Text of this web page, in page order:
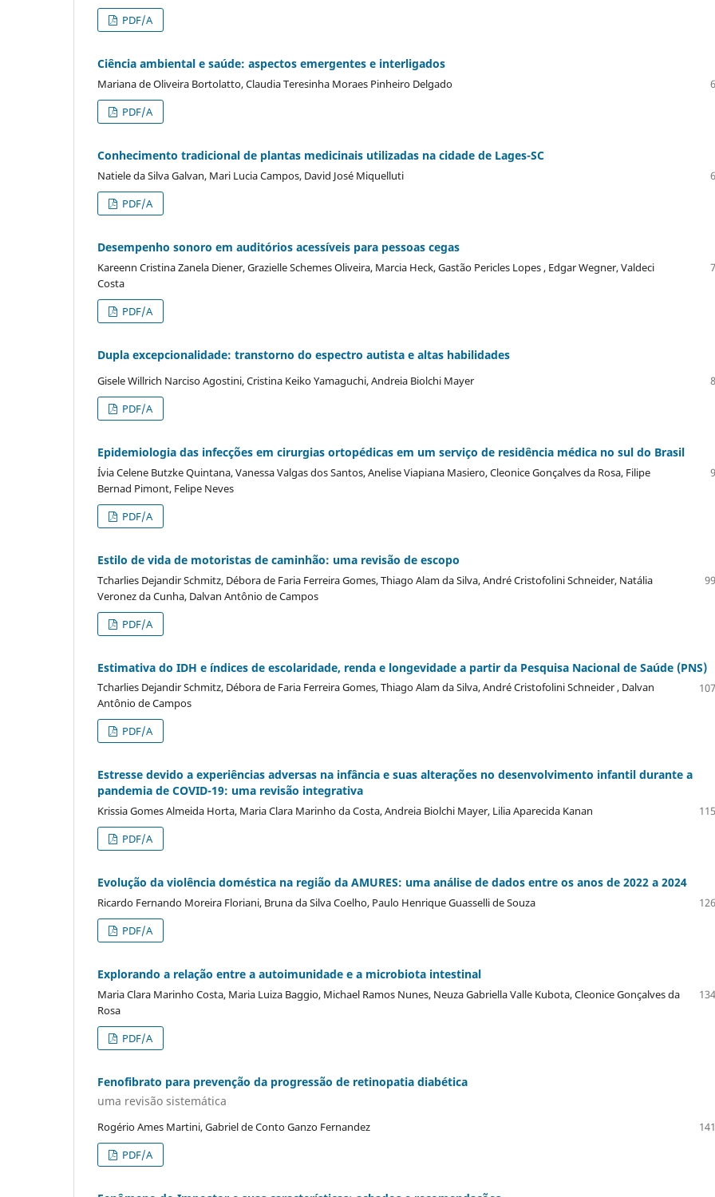
PDF/A
Ciência ambiental e saúde: aspectos emergentes e interligados
Mariana de Oliveira Bortolatto, Claudia Teresinha Moraes Pinheiro Delgado
PDF/A
Conhecimento tradicional de plantas medicinais utilizadas na cidade de Lages-SC
Natiele da Silva Galvan, Mari Lucia Campos, David José Miquelluti
PDF/A
Desempenho sonoro em auditórios acessíveis para pessoas cegas
Kareenn Cristina Zanela Diener, Grazielle Schemes Oliveira, Marcia Heck, Gastão Pericles Lopes , Edgar Wegner, Valdeci
Costa
PDF/A
Dupla excepcionalidade: transtorno do espectro autista e altas habilidades
Gisele Willrich Narciso Agostini, Cristina Keiko Yamaguchi, Andreia Biolchi Mayer
PDF/A
Epidemiologia das infecções em cirurgias ortopédicas em um serviço de residência médica no sul do Brasil
Ívia Celene Butzke Quintana, Vanessa Valgas dos Santos, Anelise Viapiana Masiero, Cleonice Gonçalves da Rosa, Filipe
Bernad Pimont, Felipe Neves
PDF/A
Estilo de vida de motoristas de caminhão: uma revisão de escopo
Tcharlies Dejandir Schmitz, Débora de Faria Ferreira Gomes, Thiago Alam da Silva, André Cristofolini Schneider, Natália
Veronez da Cunha, Dalvan Antônio de Campos
PDF/A
Estimativa do IDH e índices de escolaridade, renda e longevidade a partir da Pesquisa Nacional de Saúde (PNS)
Tcharlies Dejandir Schmitz, Débora de Faria Ferreira Gomes, Thiago Alam da Silva, André Cristofolini Schneider , Dalvan
Antônio de Campos
PDF/A
Estresse devido a experiências adversas na infância e suas alterações no desenvolvimento infantil durante a
pandemia de COVID-19: uma revisão integrativa
Krissia Gomes Almeida Horta, Maria Clara Marinho da Costa, Andreia Biolchi Mayer, Lilia Aparecida Kanan
PDF/A
Evolução da violência doméstica na região da AMURES: uma análise de dados entre os anos de 2022 a 2024
Ricardo Fernando Moreira Floriani, Bruna da Silva Coelho, Paulo Henrique Guasselli de Souza
PDF/A
Explorando a relação entre a autoimunidade e a microbiota intestinal
Maria Clara Marinho Costa, Maria Luiza Baggio, Michael Ramos Nunes, Neuza Gabriella Valle Kubota, Cleonice Gonçalves da
Rosa
PDF/A
Fenofibrato para prevenção da progressão de retinopatia diabética
uma revisão sistemática
Rogério Ames Martini, Gabriel de Conto Ganzo Fernandez
PDF/A